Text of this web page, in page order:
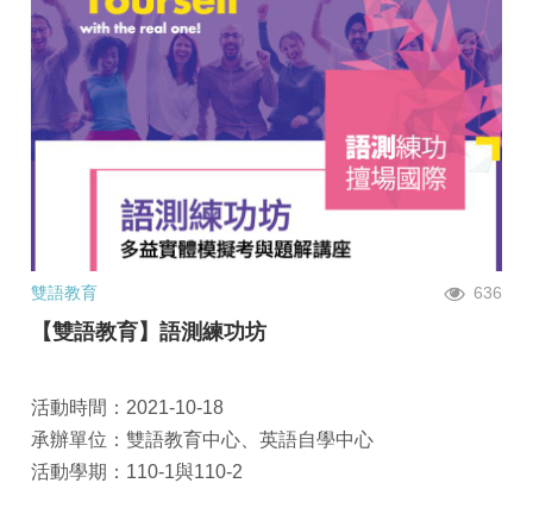
雙語教育 636
【雙語教育】語測練功坊
活動時間：2021-10-18
承辦單位：雙語教育中心、英語自學中心
活動學期：110-1與110-2